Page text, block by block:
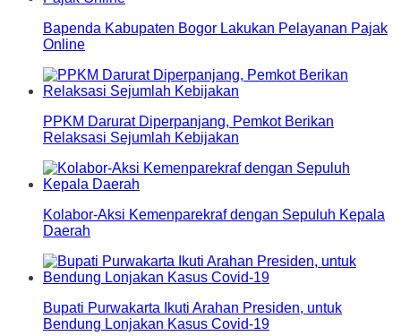
Bapenda Kabupaten Bogor Lakukan Pelayanan Pajak
Online
PPKM Darurat Diperpanjang, Pemkot Berikan
Relaksasi Sejumlah Kebijakan
Kolabor-Aksi Kemenparekraf dengan Sepuluh Kepala
Daerah
Bupati Purwakarta Ikuti Arahan Presiden, untuk
Bendung Lonjakan Kasus Covid-19